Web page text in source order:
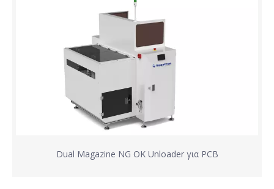
Dual Magazine NG OK Unloader για PCB